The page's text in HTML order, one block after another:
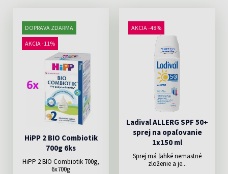
DOPRAVA ZDARMA
AKCIA -11%
HiPP 2 BIO Combiotik
700g 6ks
HiPP 2 BIO Combiotik 700g,
6x700g
AKCIA -48%
Ladival ALLERG SPF 50+
sprej na opaľovanie
1x150 ml
Sprej má ľahké nemastné
zloženie a je...